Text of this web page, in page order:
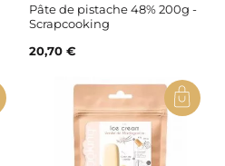
Pâte de pistache 48% 200g -
Scrapcooking
20,70 €